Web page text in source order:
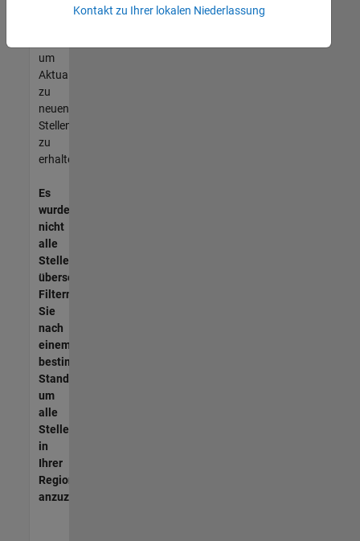
unseres
um
Aktualisierungen
zu
neuen
Stellenangeboten
zu
erhalten.
Es
wurden
nicht
alle
Stellen
übersetzt.
Filtern
Sie
nach
einem
bestimmten
Standort,
um
alle
Stellenangebote
in
Ihrer
Region
anzuzeigen.
Kontakt zu Ihrer lokalen Niederlassung